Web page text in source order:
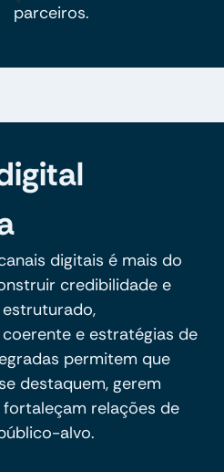
parceiros.
digitais é mais do
credibilidade e
e estratégias de
permitem que
destaquem, gerem
relações de
alvo.